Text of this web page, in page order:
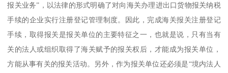
报关业务”，以法律的形式明确了对向海关办理进出口货物报关纳税
手续的企业实行注册登记管理制度。因此，完成海关报关注册登记
手续，取得报关是报关单位的主要特征之一，也就是说，只有当有
关的法人或组织取得了海关赋予的报关权后，才能成为报关单位，
方能从事有关的报关活动。另外，作为报关单位还必须是“境内法人